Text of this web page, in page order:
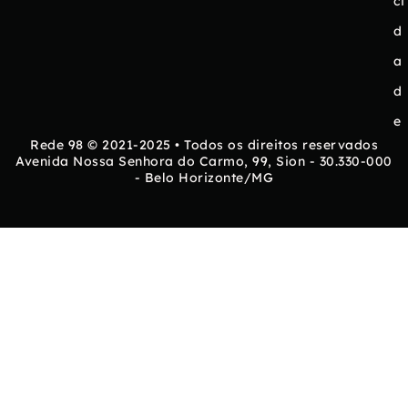
d
a
d
e
Rede 98 © 2021-2025 • Todos os direitos reservados
Avenida Nossa Senhora do Carmo, 99, Sion - 30.330-000
- Belo Horizonte/MG